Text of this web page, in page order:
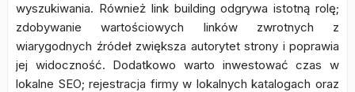
wyszukiwania. Również link building odgrywa istotną rolę;
zdobywanie wartościowych linków zwrotnych z
wiarygodnych źródeł zwiększa autorytet strony i poprawia
jej widoczność. Dodatkowo warto inwestować czas w
lokalne SEO; rejestracja firmy w lokalnych katalogach oraz